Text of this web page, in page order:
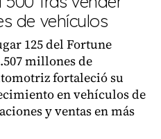
de vehículos
125 del Fortune
millones de
fortaleció su
en vehículos de
y ventas en más